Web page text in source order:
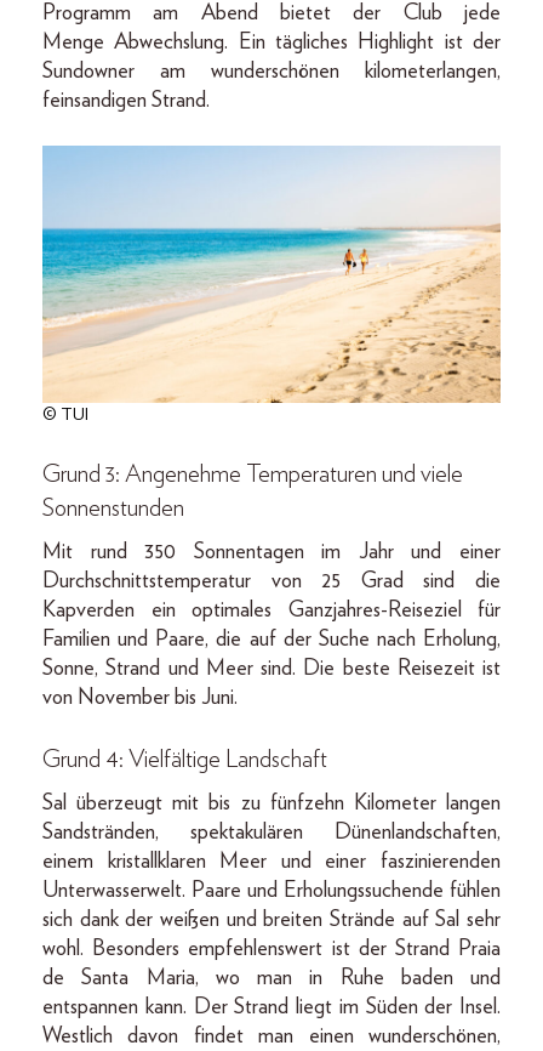
Programm am Abend bietet der Club jede
Menge Abwechslung. Ein tägliches Highlight ist der
Sundowner am wunderschönen kilometerlangen,
feinsandigen Strand.
© TUI
Grund 3: Angenehme Temperaturen und viele
Sonnenstunden
Mit rund 350 Sonnentagen im Jahr und einer
Durchschnittstemperatur von 25 Grad sind die
Kapverden ein optimales Ganzjahres-Reiseziel für
Familien und Paare, die auf der Suche nach Erholung,
Sonne, Strand und Meer sind. Die beste Reisezeit ist
von November bis Juni.
Grund 4: Vielfältige Landschaft
Sal überzeugt mit bis zu fünfzehn Kilometer langen
Sandstränden, spektakulären Dünenlandschaften,
einem kristallklaren Meer und einer faszinierenden
Unterwasserwelt. Paare und Erholungssuchende fühlen
sich dank der weißen und breiten Strände auf Sal sehr
wohl. Besonders empfehlenswert ist der Strand Praia
de Santa Maria, wo man in Ruhe baden und
entspannen kann. Der Strand liegt im Süden der Insel.
Westlich davon findet man einen wunderschönen,